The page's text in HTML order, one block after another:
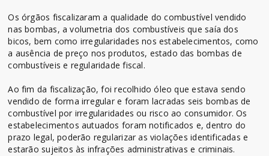
Os órgãos fiscalizaram a qualidade do combustível vendido
nas bombas, a volumetria dos combustíveis que saía dos
bicos, bem como irregularidades nos estabelecimentos, como
a ausência de preço nos produtos, estado das bombas de
combustíveis e regularidade fiscal.
Ao fim da fiscalização, foi recolhido óleo que estava sendo
vendido de forma irregular e foram lacradas seis bombas de
combustível por irregularidades ou risco ao consumidor. Os
estabelecimentos autuados foram notificados e, dentro do
prazo legal, poderão regularizar as violações identificadas e
estarão sujeitos às infrações administrativas e criminais.